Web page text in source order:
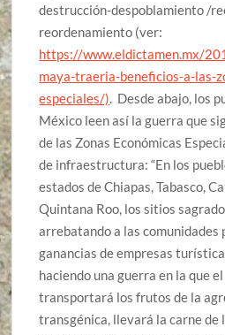
destrucción-despoblamiento /
reordenamiento (ver:
https://www.eldictamen.mx/
maya-traeria-beneficios-a-las-
especiales/) . Desde abajo, los
México leen así la guerra que
de las Zonas Económicas E
de infraestructura: “En los
estados de Chiapas, Tabasco,
Quintana Roo, los sitios
arrebatando a las comunidades
ganancias de empresas
haciendo una guerra en la que
transportará los frutos de la
transgénica, llevará la carne de